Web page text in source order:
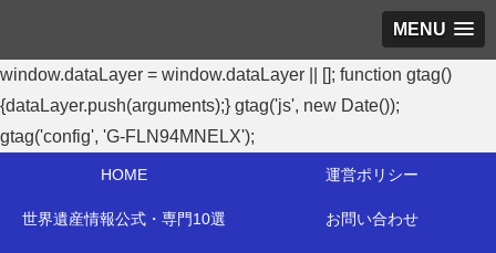
MENU
window.dataLayer = window.dataLayer || []; function gtag()
{dataLayer.push(arguments);} gtag('js', new Date());
gtag('config', 'G-FLN94MNELX');
HOME 運営ポリシー
世界遺産情報公式・専門10選 お問い合わせ